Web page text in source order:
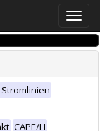
Toggle
CAPE/LI